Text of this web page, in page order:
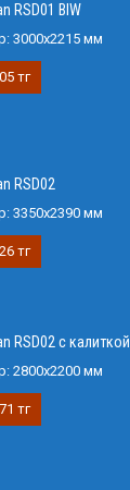
RSD01 BIW
3000х2215 мм
тг
RSD02
3350х2390 мм
тг
RSD02 с калиткой
2800х2200 мм
тг